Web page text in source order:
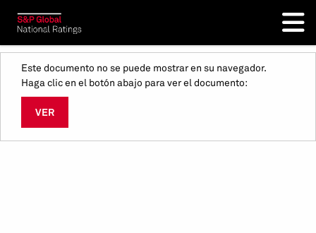
Este documento no se puede mostrar en su navegador.
Haga clic en el botón abajo para ver el documento:
VER